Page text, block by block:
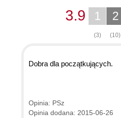
2
(10)
1
(3)
3.9
Dobra dla początkujących.
Opinia: PSz
Opinia dodana: 2015-06-26